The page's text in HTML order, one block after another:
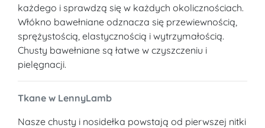
każdego i sprawdzą się w każdych okolicznościach.
Włókno bawełniane odznacza się przewiewnością,
sprężystością, elastycznością i wytrzymałością.
Chusty bawełniane są łatwe w czyszczeniu i
pielęgnacji.
Tkane w LennyLamb
Nasze chusty i nosidełka powstają od pierwszej nitki